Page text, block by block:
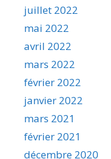
juillet 2022
mai 2022
avril 2022
mars 2022
février 2022
janvier 2022
mars 2021
février 2021
décembre 2020